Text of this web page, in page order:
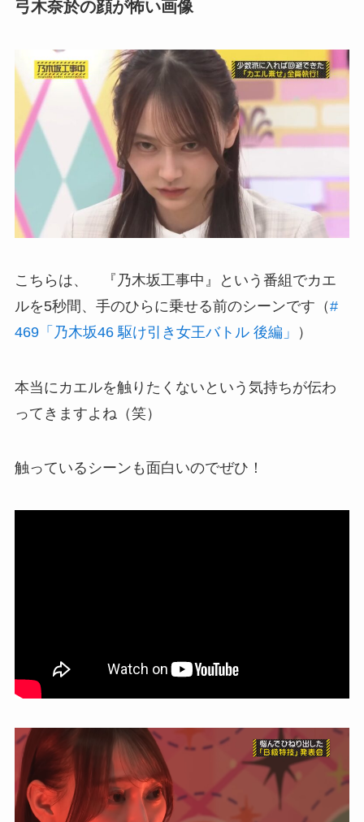
弓木奈於の顔が怖い画像
こちらは、 『乃木坂工事中』という番組でカエ
ルを5秒間、手のひらに乗せる前のシーンです（#
469「乃木坂46 駆け引き女王バトル 後編」
）
本当にカエルを触りたくないという気持ちが伝わ
ってきますよね（笑）
触っているシーンも面白いのでぜひ！